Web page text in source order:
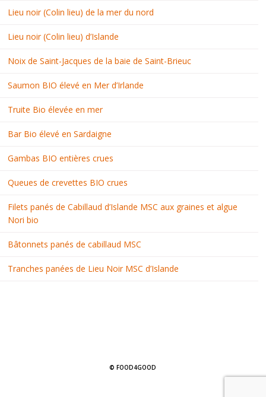
Lieu noir (Colin lieu) de la mer du nord
Lieu noir (Colin lieu) d’Islande
Noix de Saint-Jacques de la baie de Saint-Brieuc
Saumon BIO élevé en Mer d’Irlande
Truite Bio élevée en mer
Bar Bio élevé en Sardaigne
Gambas BIO entières crues
Queues de crevettes BIO crues
Filets panés de Cabillaud d’Islande MSC aux graines et algue
Nori bio
Bâtonnets panés de cabillaud MSC
Tranches panées de Lieu Noir MSC d’Islande
© FOOD4GOOD